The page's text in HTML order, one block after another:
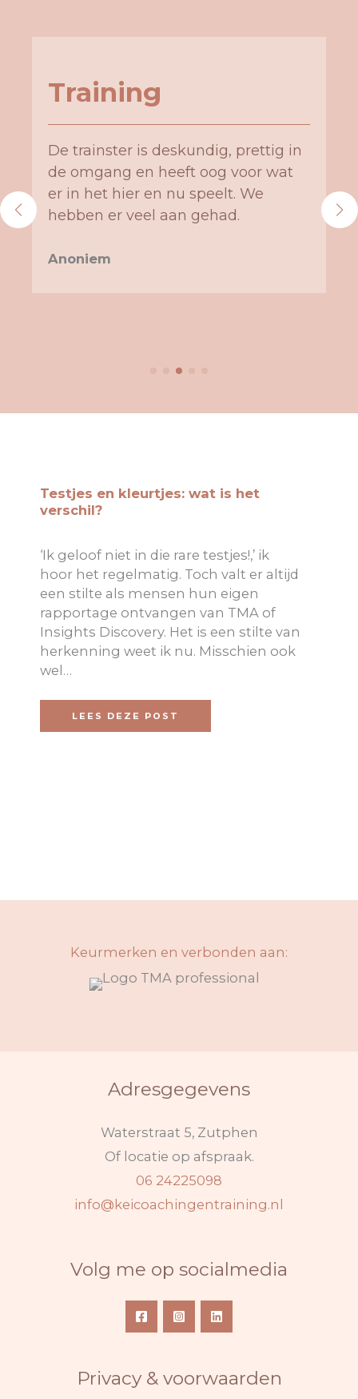
Training
De trainster is deskundig, prettig in
de omgang en heeft oog voor wat
er in het hier en nu speelt. We
hebben er veel aan gehad.
Anoniem
Testjes en kleurtjes: wat is het
verschil?
‘Ik geloof niet in die rare testjes!,’ ik
hoor het regelmatig. Toch valt er altijd
een stilte als mensen hun eigen
rapportage ontvangen van TMA of
Insights Discovery. Het is een stilte van
herkenning weet ik nu. Misschien ook
wel…
LEES DEZE POST
Keurmerken en verbonden aan:
Adresgegevens
Waterstraat 5, Zutphen
Of locatie op afspraak.
06 24225098
info@keicoachingentraining.nl
Volg me op socialmedia
Privacy & voorwaarden